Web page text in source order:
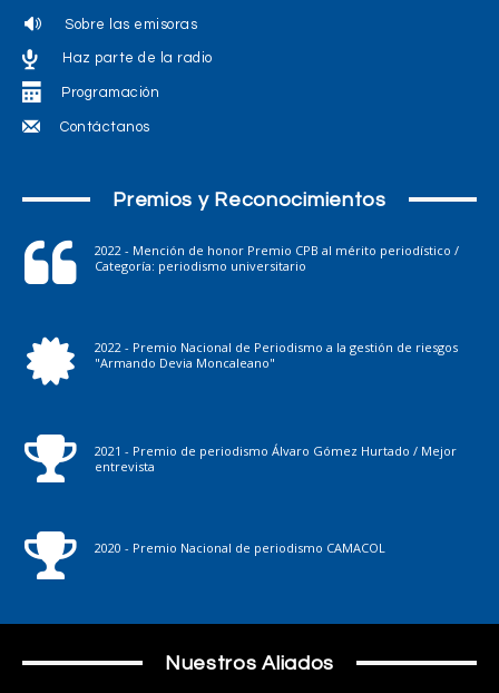
Sobre las emisoras
Haz parte de la radio
Programación
Contáctanos
Premios y Reconocimientos
2022 - Mención de honor Premio CPB al mérito periodístico /
Categoría: periodismo universitario
2022 - Premio Nacional de Periodismo a la gestión de riesgos
"Armando Devia Moncaleano"
2021 - Premio de periodismo Álvaro Gómez Hurtado / Mejor
entrevista
2020 - Premio Nacional de periodismo CAMACOL
Nuestros Aliados